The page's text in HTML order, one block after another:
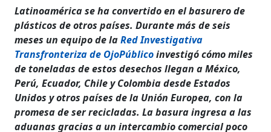
Latinoamérica se ha convertido en el basurero de
plásticos de otros países. Durante más de seis
meses un equipo de laRed Investigativa
Transfronteriza de OjoPúblicoinvestigó cómo miles
de toneladas de estos desechos llegan a México,
Perú, Ecuador, Chile y Colombia desde Estados
Unidos y otros países de la Unión Europea, con la
promesa de ser recicladas. La basura ingresa a las
aduanas gracias a un intercambio comercial poco